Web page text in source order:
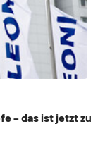
– das ist jetzt zu